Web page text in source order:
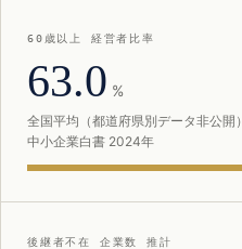
60歳以上 経営者比率
63.0 %
全国平均（都道府県別データ非公開）
中小企業白書 2024年
後継者不在 企業数 推計